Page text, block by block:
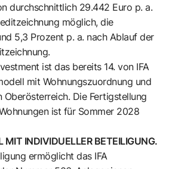
durchschnittlich 29.442 Euro p. a.
möglich, die
5,3 Prozent p. a. nach Ablauf der
ist das bereits 14. von IFA
mit Wohnungszuordnung und
Die Fertigstellung
ist für Sommer 2028
MIT INDIVIDUELLER BETEILIGUNG.
ermöglicht das IFA